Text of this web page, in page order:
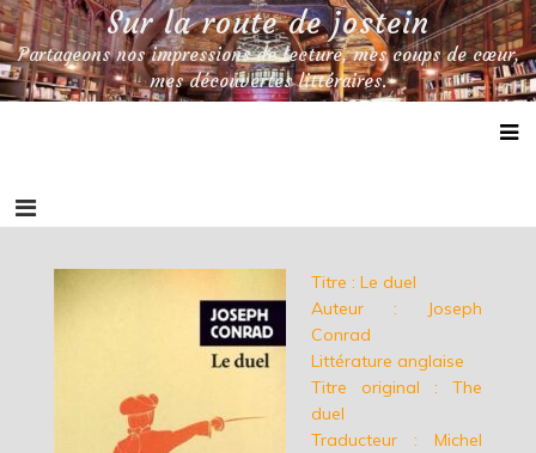
Skip
to
content
Sur la route de jostein
Partageons nos impressions de lecture, mes coups de cœur,
mes découvertes littéraires.
Titre : Le duel
Auteur : Joseph
Conrad
Littérature anglaise
Titre original : The
duel
Traducteur : Michel